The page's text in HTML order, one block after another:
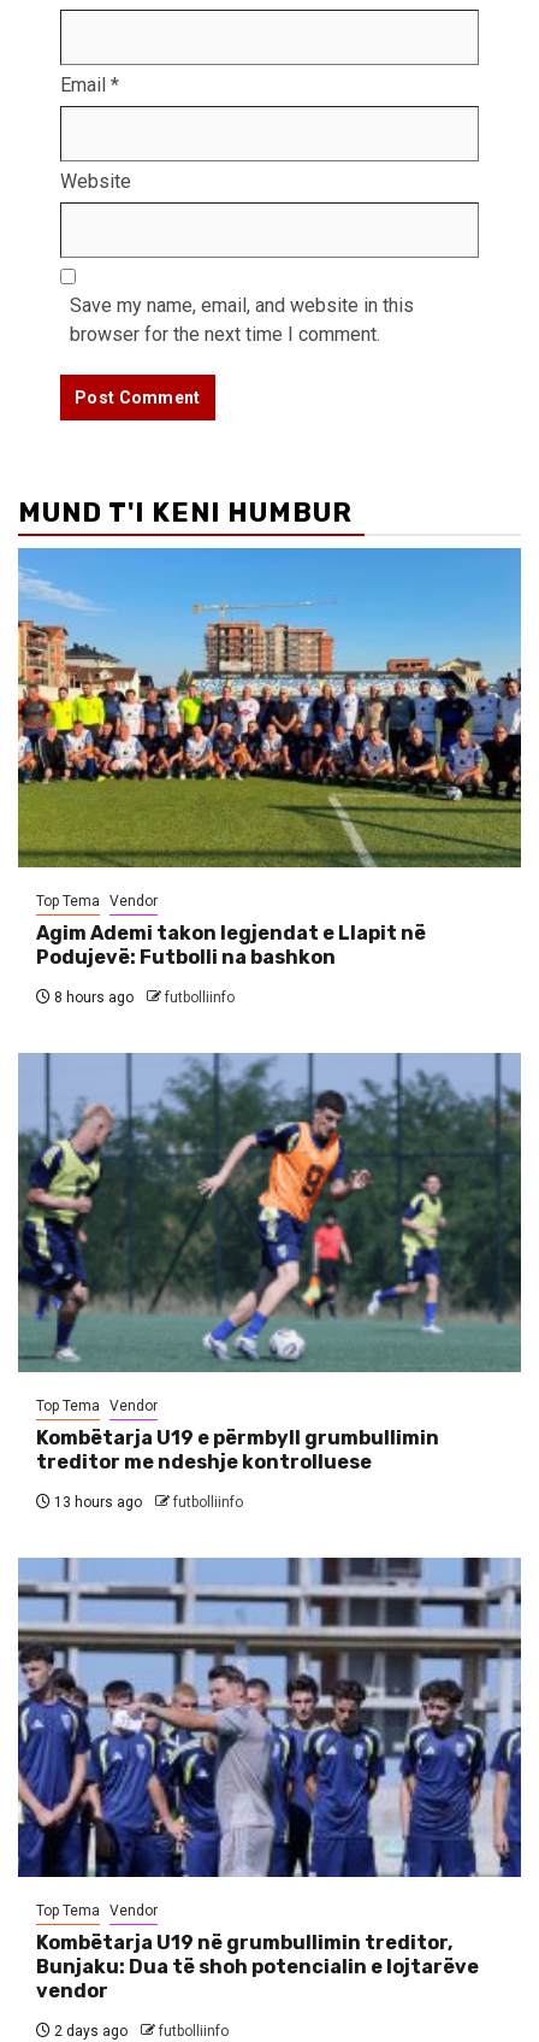
Email *
Website
Save my name, email, and website in this
browser for the next time I comment.
MUND T'I KENI HUMBUR
Top Tema Vendor
Agim Ademi takon legjendat e Llapit në
Podujevë: Futbolli na bashkon
8 hours ago futbolliinfo
Top Tema Vendor
Kombëtarja U19 e përmbyll grumbullimin
treditor me ndeshje kontrolluese
13 hours ago futbolliinfo
Top Tema Vendor
Kombëtarja U19 në grumbullimin treditor,
Bunjaku: Dua të shoh potencialin e lojtarëve
vendor
2 days ago futbolliinfo